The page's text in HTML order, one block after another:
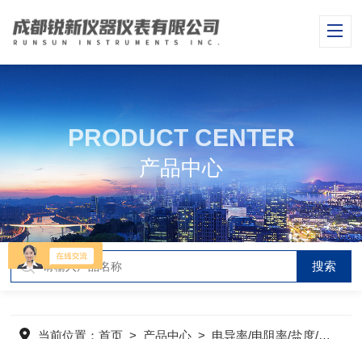
PRODUCT CENTER
产品中心
当前位置：首页 > 产品中心 > 电导率/电阻率/盐度/TDS仪